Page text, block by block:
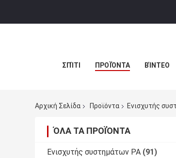
ΣΠΊΤΙ ΠΡΟΪΌΝΤΑ ΒΊΝΤΕΟ
Αρχική Σελίδα Προϊόντα Ενισχυτής
ΌΛΑ ΤΑ ΠΡΟΪΌΝΤΑ
Ενισχυτής συστημάτων PA (91)